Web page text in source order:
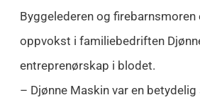
Byggelederen og
oppvokst i familiebedriften
entreprenørskap i blodet.
– Djønne Maskin var en